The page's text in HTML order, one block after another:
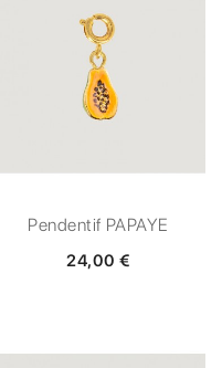
Pendentif PAPAYE
24,00 €